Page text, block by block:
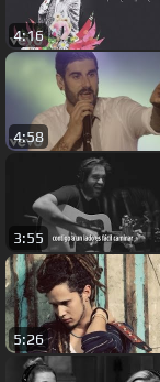
4:16
4:58
3:55
5:26